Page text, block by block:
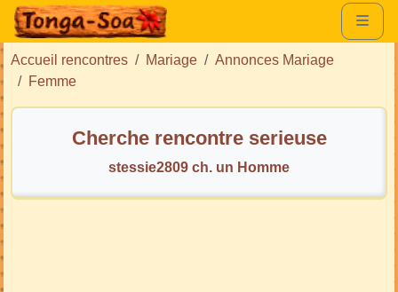
Accueil rencontres Mariage
Annonces Mariage
Femme
Cherche rencontre serieuse
stessie2809 ch. un Homme